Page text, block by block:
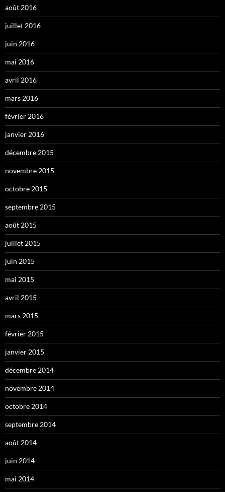
août 2016
juillet 2016
juin 2016
mai 2016
avril 2016
mars 2016
février 2016
janvier 2016
décembre 2015
novembre 2015
octobre 2015
septembre 2015
août 2015
juillet 2015
juin 2015
mai 2015
avril 2015
mars 2015
février 2015
janvier 2015
décembre 2014
novembre 2014
octobre 2014
septembre 2014
août 2014
juin 2014
mai 2014